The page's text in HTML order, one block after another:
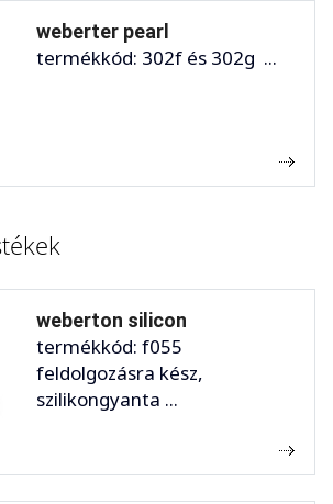
weberter pearl
termékkód: 302f és 302g ...
weberton silicon
termékkód: f055
feldolgozásra kész,
szilikongyanta ...